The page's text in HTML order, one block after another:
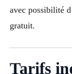
avec possibilité
gratuit.
Tarifs